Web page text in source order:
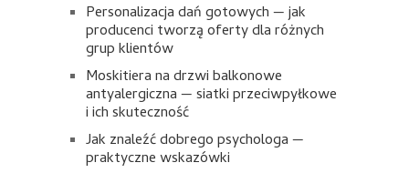
Personalizacja dań gotowych — jak
producenci tworzą oferty dla różnych
grup klientów
Moskitiera na drzwi balkonowe
antyalergiczna — siatki przeciwpyłkowe
i ich skuteczność
Jak znaleźć dobrego psychologa —
praktyczne wskazówki